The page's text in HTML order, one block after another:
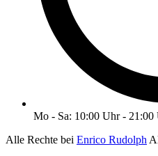
Mo - Sa: 10:00 Uhr - 21:00
Alle Rechte bei Enrico Rudolph